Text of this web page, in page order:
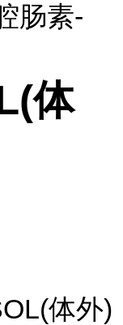
肠素-
体
体外)